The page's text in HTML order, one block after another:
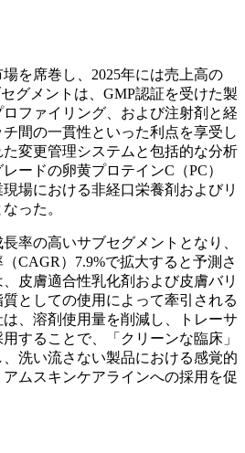
を席巻し、2025年には売上高の
グメントは、GMP認証を受けた製
ファイリング、および注射剤と経
間の一貫性といった利点を享受し
変更管理システムと包括的な分析
ードの卵黄プロテインC（PC）
場における非経口栄養剤およびリ
った。
率の高いサブセグメントとなり、
CAGR）7.9%で拡大すると予測さ
皮膚適合性乳化剤および皮膚バリ
としての使用によって牽引される
、溶剤使用量を削減し、トレーサ
することで、「クリーンな臨床」
洗い流さない製品における感覚的
ムスキンケアラインへの採用を促